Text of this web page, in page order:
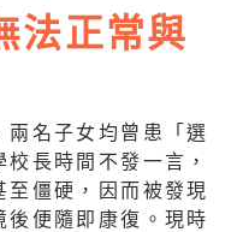
法正常與
名子女均曾患「選
長時間不發一言，
僵硬，因而被發現
後便隨即康復。現時